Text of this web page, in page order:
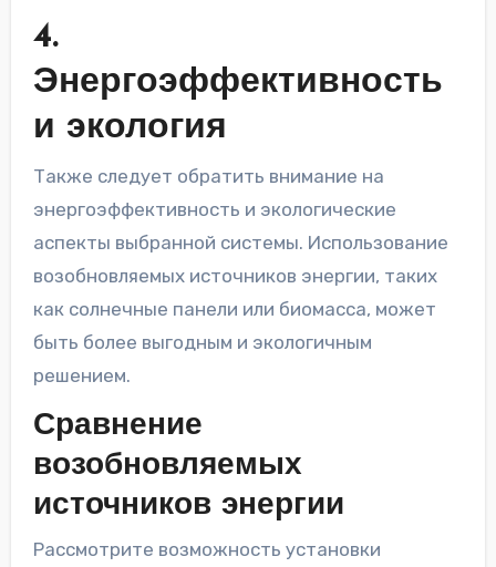
4.
Энергоэффективность
и экология
Также следует обратить внимание на
энергоэффективность и экологические
аспекты выбранной системы. Использование
возобновляемых источников энергии, таких
как солнечные панели или биомасса, может
быть более выгодным и экологичным
решением.
Сравнение
возобновляемых
источников энергии
Рассмотрите возможность установки